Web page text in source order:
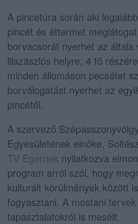
A pincetúra során aki
pincét és éttermet
borvacsorát nyerhet az általa
lilazászlós helyre, 4 fő
minden állomáson pecsétet
borválogatást nyerhet az
pincétől.
A szervező
Egyesületének elnöke,
TV Egernek nyilatkozva
program arról szól, hogy
kulturált körülmények között
fogyasztani. A mostani
tapasztalatokról is mesélt: